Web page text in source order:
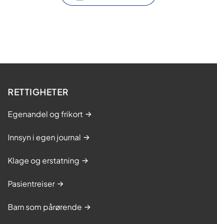
RETTIGHETER
Egenandel og frikort
Innsyn i egen journal
Klage og erstatning
Pasientreiser
Barn som pårørende